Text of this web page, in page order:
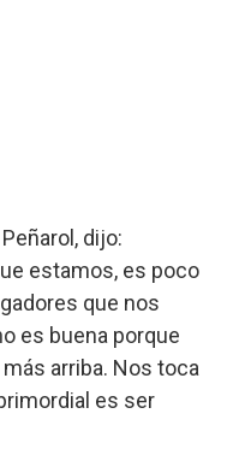
dijo:
estamos, es poco
que nos
es buena porque
arriba. Nos toca
es ser